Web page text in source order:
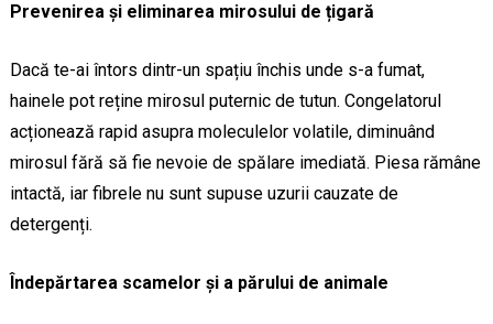
Prevenirea și eliminarea mirosului de țigară
Dacă te-ai întors dintr-un spațiu închis unde s-a fumat,
hainele pot reține mirosul puternic de tutun. Congelatorul
acționează rapid asupra moleculelor volatile, diminuând
mirosul fără să fie nevoie de spălare imediată. Piesa rămâne
intactă, iar fibrele nu sunt supuse uzurii cauzate de
detergenți.
Îndepărtarea scamelor și a părului de animale